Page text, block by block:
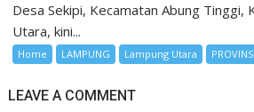
Desa Sekipi, Kecamatan Abung Tinggi,
Utara, kini...
Home LAMPUNG Lampung Utara PROVINSI
LEAVE A COMMENT